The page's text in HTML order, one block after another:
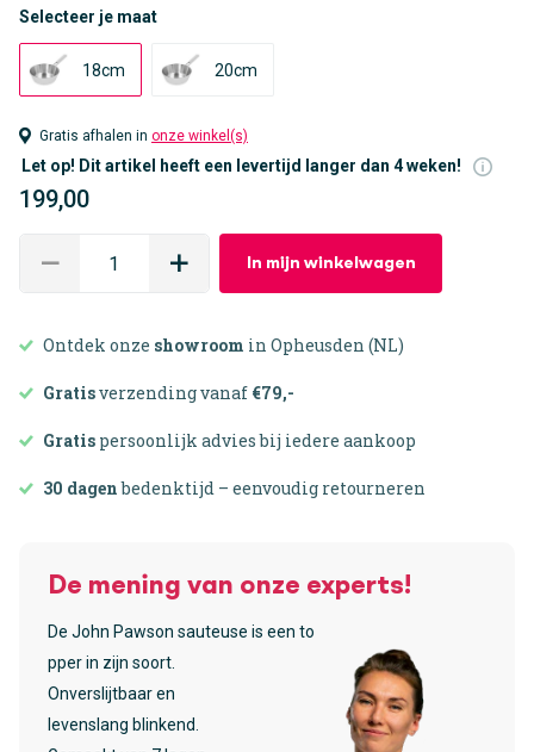
Selecteer je maat
18cm 20cm
Gratis afhalen in onze winkel(s)
Let op! Dit artikel heeft een levertijd langer dan 4 weken!
199,00
In mijn winkelwagen
Ontdek onze showroom in Opheusden (NL)
Gratisverzending vanaf €79,-
Gratis persoonlijk advies bij iedere aankoop
30 dagenbedenktijd – eenvoudig retourneren
De mening van onze experts!
De John Pawson sauteuse is een to
pper in zijn soort.
Onverslijtbaar en
levenslang blinkend.